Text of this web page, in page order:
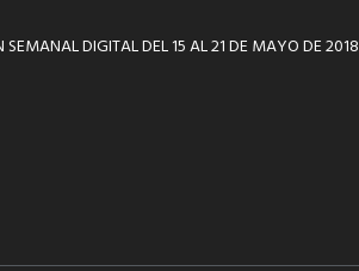
SEMANAL DIGITAL DEL 15 AL 21 DE MAYO DE 2018